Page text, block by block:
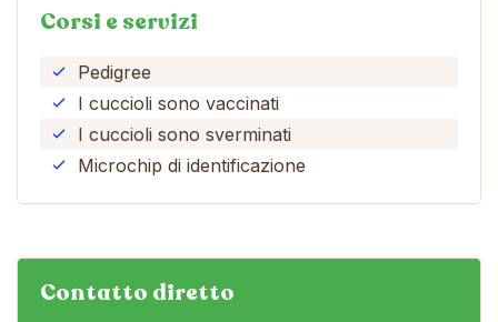
Corsi e servizi
Pedigree
I cuccioli sono vaccinati
I cuccioli sono sverminati
Microchip di identificazione
Contatto diretto